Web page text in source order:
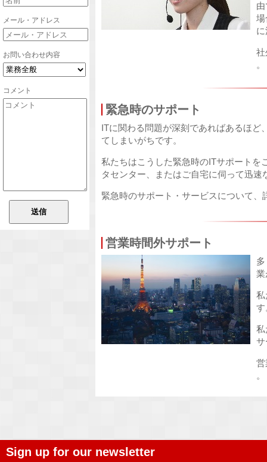
メール・アドレス
お問い合わせ内容
コメント
場
社
。
緊急時のサポート
ITに関わる問題が深刻であればあるほど
てしまいがちです。
私たちはこうした緊急時のITサポートを
タセンター、またはご自宅に伺って迅速
緊急時のサポート・サービスについて、
営業時間外サポート
業
私
す
私
サ
営
。
Sign up for our newsletter